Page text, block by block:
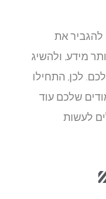
את
מידע, ולהשיג
לכן, התחילו
שלכם עוד
לעשות